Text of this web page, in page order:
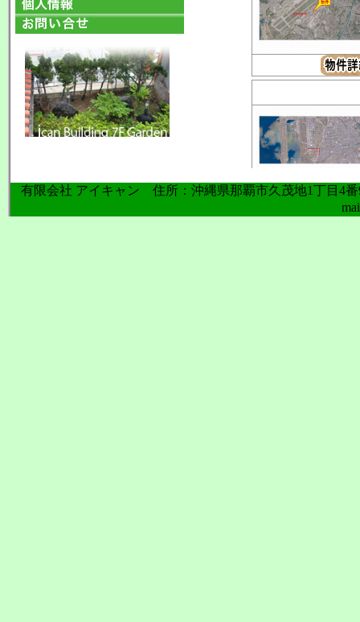
有限会社 アイキャン 住所：沖縄県那覇市久茂地1丁